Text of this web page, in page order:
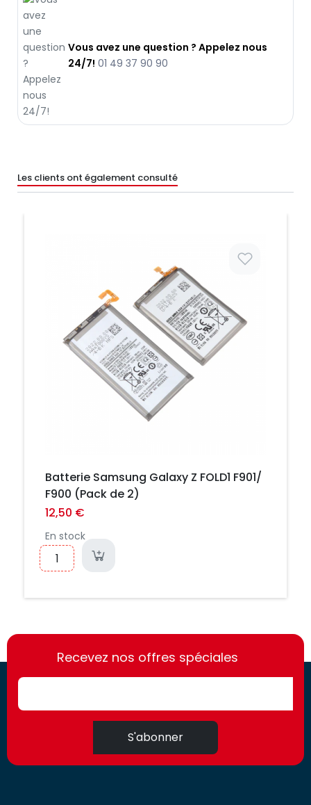
Vous avez une question ? Appelez nous
24/7! 01 49 37 90 90
Les clients ont également consulté
Batterie Samsung Galaxy Z FOLD1 F901/
F900 (Pack de 2)
12,50 €
En stock
https://france-
access.fr
https://france-
access.fr
Recevez nos offres spéciales
S'abonner